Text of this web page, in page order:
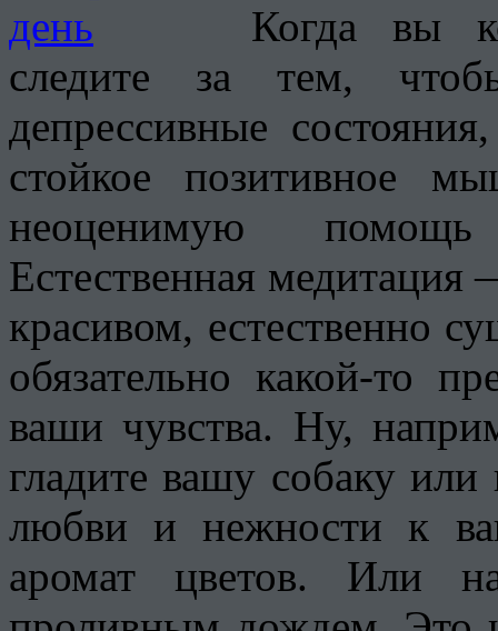
Когда вы
следите за тем,
депрессивные
стойкое позитивное
неоценимую помощь
Естественная медитация
красивом, естественно
обязательно какой-то
ваши чувства. Ну,
гладите вашу собаку
любви и нежности к
аромат цветов. Или